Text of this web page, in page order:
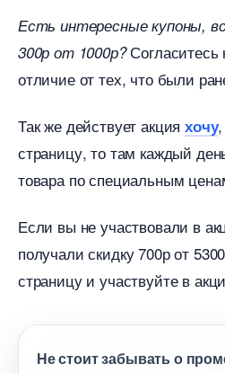
Есть интересные купоны,
300р от 1000р?
отличие от тех, что были
Так же действует акцияхочу
страницу, то там каждый
товара по специальным
Если вы не участвовали в
получали скидку 700р от
страницу и участвуйте в
Не стоит забывать о